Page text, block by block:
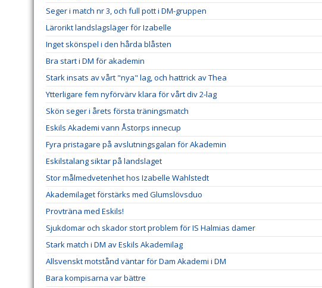
Seger i match nr 3, och full pott i DM-gruppen
Lärorikt landslagsläger för Izabelle
Inget skönspel i den hårda blåsten
Bra start i DM för akademin
Stark insats av vårt "nya" lag, och hattrick av Thea
Ytterligare fem nyförvärv klara för vårt div 2-lag
Skön seger i årets första träningsmatch
Eskils Akademi vann Åstorps innecup
Fyra pristagare på avslutningsgalan för Akademin
Eskilstalang siktar på landslaget
Stor målmedvetenhet hos Izabelle Wahlstedt
Akademilaget förstärks med Glumslövsduo
Provträna med Eskils!
Sjukdomar och skador stort problem för IS Halmias damer
Stark match i DM av Eskils Akademilag
Allsvenskt motstånd väntar för Dam Akademi i DM
Bara kompisarna var bättre